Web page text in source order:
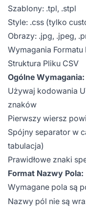
Szablony: .tpl, .stpl
Style: .css (tylko
Obrazy: .jpg, .jpeg,
Wymagania Formatu
Struktura Pliku CSV
Ogólne Wymagania:
Używaj kodowania
znaków
Pierwszy wiersz
Spójny separator w
tabulacja)
Prawidłowe znaki
Format Nazwy Pola:
Wymagane pola są
Nazwy pól nie są